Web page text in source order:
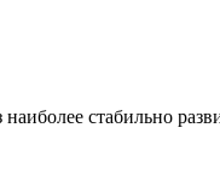
стабильно